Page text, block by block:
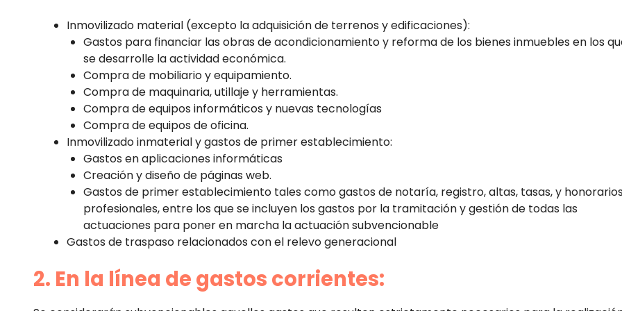
Inmovilizado material (excepto la adquisición de terrenos y edificaciones):
Gastos para financiar las obras de acondicionamiento y reforma de los bienes inmuebles en los
se desarrolle la actividad económica.
Compra de mobiliario y equipamiento.
Compra de maquinaria, utillaje y herramientas.
Compra de equipos informáticos y nuevas tecnologías
Compra de equipos de oficina.
Inmovilizado inmaterial y gastos de primer establecimiento:
Gastos en aplicaciones informáticas
Creación y diseño de páginas web.
Gastos de primer establecimiento tales como gastos de notaría, registro, altas, tasas, y
profesionales, entre los que se incluyen los gastos por la tramitación y gestión de todas las
actuaciones para poner en marcha la actuación subvencionable
Gastos de traspaso relacionados con el relevo generacional
2. En la línea de gastos corrientes: